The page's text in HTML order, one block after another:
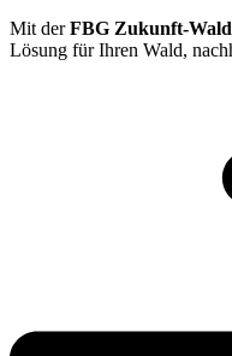
Mit derFBG Zukunft-
Lösung für Ihren Wald,